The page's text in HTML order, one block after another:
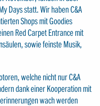
Days statt. Wir haben C&A
Shops mit Goodies
Red Carpet Entrance mit
sowie feinste Musik,
welche nicht nur C&A
dank einer Kooperation mit
wach werden